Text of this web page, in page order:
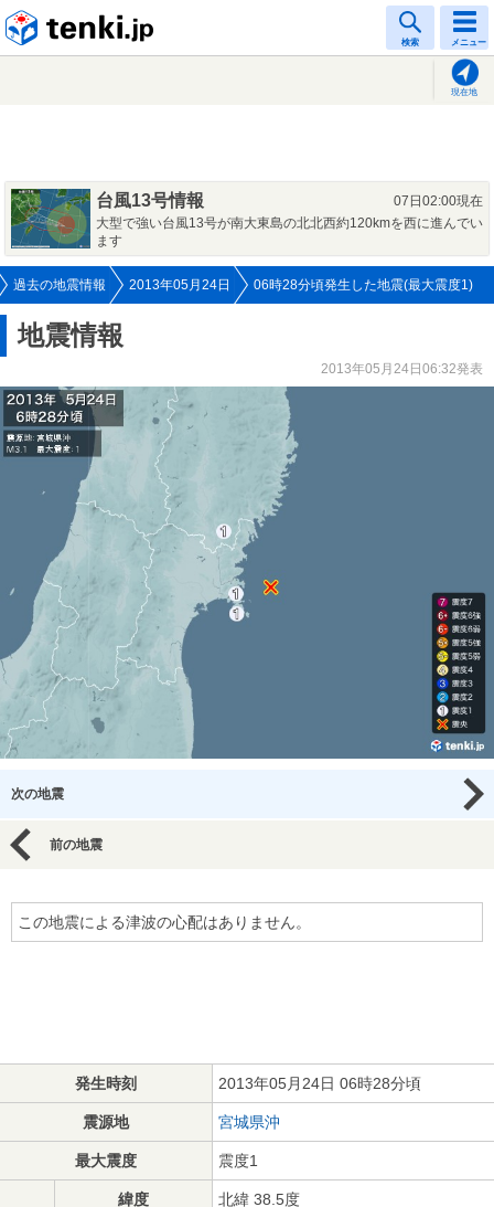
検索 メニュー
現在地
台風13号情報
07日02:00現在
大型で強い台風13号が南大東島の北北西約120kmを西に進んでい
ます
過去の地震情報 2013年05月24日 06時28分頃発生した地震(最大震度1)
地震情報
2013年05月24日06:32発表
次の地震
前の地震
この地震による津波の心配はありません。
発生時刻 2013年05月24日 06時28分頃
震源地 宮城県沖
最大震度 震度1
緯度 北緯 38.5度